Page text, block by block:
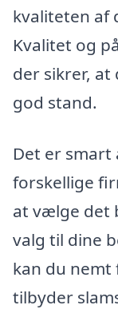
kvaliteten af
Kvalitet og
der sikrer,
god stand.
Det er
forskellige
at vælge det
valg til dine
kan du
tilbyder